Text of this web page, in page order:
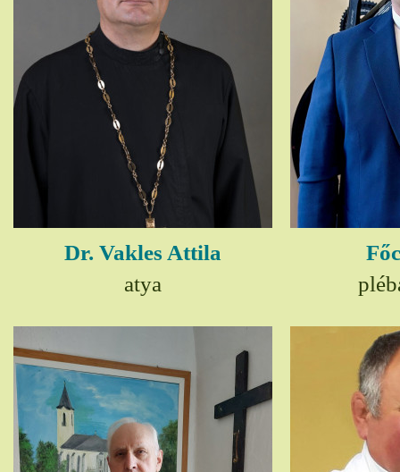
Dr. Vakles Attila
atya